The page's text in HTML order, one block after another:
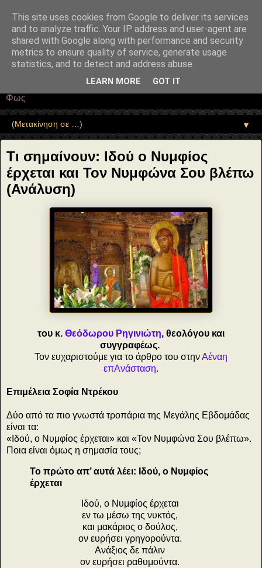
"potentialAction": { "@type": "ReadAction", "target":
"https://www.sophia-ntrekou.gr/2014/04/Ti-simainei-Idou-o-Nymfios-
erxetai.html" } }
Αέναη επΑνάσταση
• Επιστήμη • Ψυχολογία • Λογοτεχνία • Τέχνες • Θεολογία •
Φιλοσοφία • Στοχασμοί... για τη μνήμη, τον άνθρωπο και το
Φως
▼
Τι σημαίνουν: Ιδού ο Νυμφίος
έρχεται και Τον Νυμφώνα Σου βλέπω
(Ανάλυση)
του κ. Θεόδωρου Ρηγινιώτη, θεολόγου και
συγγραφέως.
Τον ευχαριστούμε για το άρθρο του στηνΑέναη
επΑνάσταση.
Επιμέλεια Σοφία Ντρέκου
Δύο από τα πιο γνωστά τροπάρια της Μεγάλης Εβδομάδας
είναι τα:
«Ιδού, ο Νυμφίος έρχεται» και «Τον Νυμφώνα Σου βλέπω».
Ποια είναι όμως η σημασία τους;
Το πρώτο απ’ αυτά λέει: Ιδού, ο Νυμφίος
έρχεται
Ιδού, ο Νυμφίος έρχεται
εν τω μέσω της νυκτός,
και μακάριος ο δούλος,
ον ευρήσει γρηγορούντα.
Ανάξιος δε πάλιν
ον ευρήσει ραθυμούντα.
This site uses cookies from Google to deliver its services
and to analyze traffic. Your IP address and user-agent are
shared with Google along with performance and security
metrics to ensure quality of service, generate usage
statistics, and to detect and address abuse.
LEARN MORE GOT IT